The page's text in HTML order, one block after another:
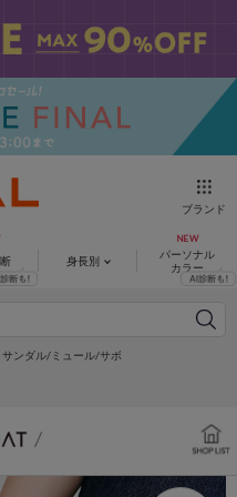
ブランド
身長別
パーソナル
カラー
サンダル/ミュール/サボ